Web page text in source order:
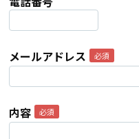
メールアドレス
内容